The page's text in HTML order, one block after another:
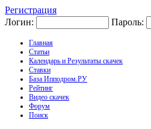
Регистрация
Логин:
Пароль:
Главная
Статьи
Календарь и Результаты скачек
Ставки
База Ипподром.РУ
Рейтинг
Видео скачек
Форум
Поиск